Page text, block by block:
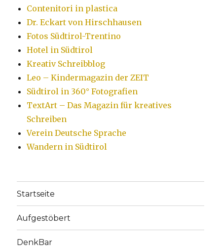
Contenitori in plastica
Dr. Eckart von Hirschhausen
Fotos Südtirol-Trentino
Hotel in Südtirol
Kreativ Schreibblog
Leo – Kindermagazin der ZEIT
Südtirol in 360° Fotografien
TextArt – Das Magazin für kreatives
Schreiben
Verein Deutsche Sprache
Wandern in Südtirol
Startseite
Aufgestöbert
DenkBar